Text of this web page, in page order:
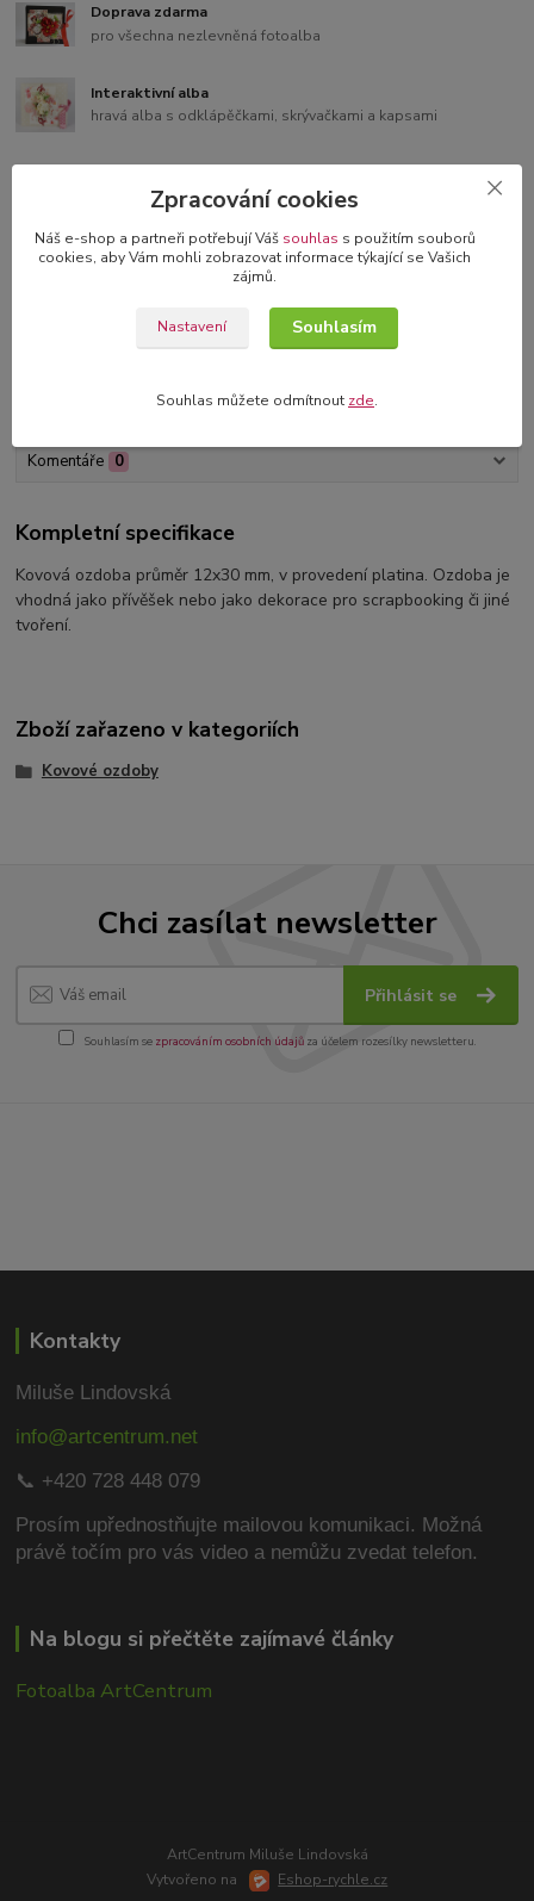
Doprava zdarma
pro všechna nezlevněná fotoalba
Interaktivní alba
hravá alba s odklápěčkami, skrývačkami a kapsami
samolepící čtverečky nebo růžky
3D blahopřání v dárkové krabičce
originální blahopřání s 3D dekorací
Kompletní specifikace
Komentáře 0
Kompletní specifikace
Kovová ozdoba průměr 12x30 mm, v provedení platina. Ozdoba je
vhodná jako přívěšek nebo jako dekorace pro scrapbooking či jiné
tvoření.
Zboží zařazeno v kategoriích
Kovové ozdoby
Chci zasílat newsletter
Přihlásit se
Souhlasím se zpracováním osobních údajůza účelem rozesílky newsletteru.
Kontakty
Miluše Lindovská
info@artcentrum.net
📞 +420 728 448 079
Prosím upřednostňujte mailovou komunikaci. Možná
právě točím pro vás video a nemůžu zvedat telefon.
Na blogu si přečtěte zajímavé články
Fotoalba ArtCentrum
ArtCentrum Miluše Lindovská
Vytvořeno na
Eshop-rychle.cz
Zpracování cookies
Náš e-shop a partneři potřebují Váš souhlas s použitím souborů
cookies, aby Vám mohli zobrazovat informace týkající se Vašich
zájmů.
Nastavení Souhlasím
Souhlas můžete odmítnout zde.